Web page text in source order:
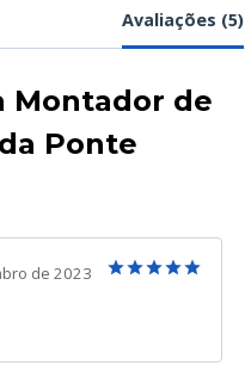
Avaliações (5)
Montador de
Ponte
de 2023